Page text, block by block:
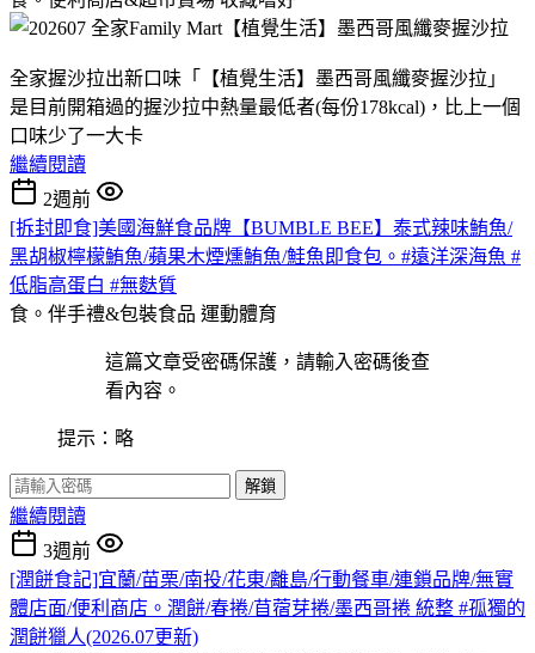
全家握沙拉出新口味「【植覺生活】墨西哥風纖麥握沙拉」
是目前開箱過的握沙拉中熱量最低者(每份178kcal)，比上一個
口味少了一大卡
繼續閱讀
2週前
[拆封即食]美國海鮮食品牌【BUMBLE BEE】泰式辣味鮪魚/
黑胡椒檸檬鮪魚/蘋果木煙燻鮪魚/鮭魚即食包。#遠洋深海魚 #
低脂高蛋白 #無麩質
食。伴手禮&包裝食品 運動體育
這篇文章受密碼保護，請輸入密碼後查
看內容。
提示：略
解鎖
繼續閱讀
3週前
[潤餅食記]宜蘭/苗栗/南投/花東/離島/行動餐車/連鎖品牌/無實
體店面/便利商店。潤餅/春捲/苜蓿芽捲/墨西哥捲 統整 #孤獨的
潤餅獵人(2026.07更新)